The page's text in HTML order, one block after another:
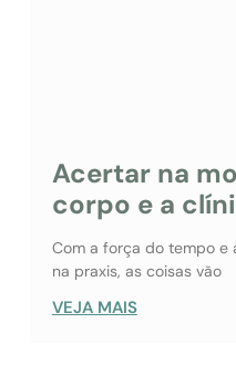
Acertar na
corpo e a
Com a força do tempo e
na praxis, as coisas vão
VEJA MAIS